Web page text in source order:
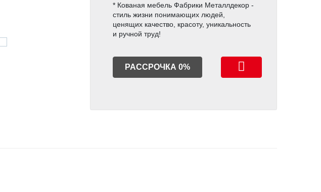
* Кованая мебель Фабрики Металлдекор -
стиль жизни понимающих людей,
ценящих качество, красоту, уникальность
и ручной труд!
РАССРОЧКА 0%